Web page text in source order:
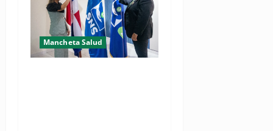
Mancheta Salud